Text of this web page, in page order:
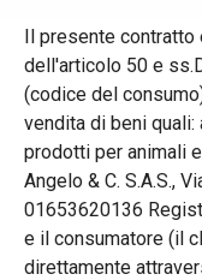
Il presente contratto
dell'articolo 50 e
(codice del
vendita di beni
prodotti per animali
Angelo & C. S.A.S.,
01653620136
e il consumatore (il
direttamente